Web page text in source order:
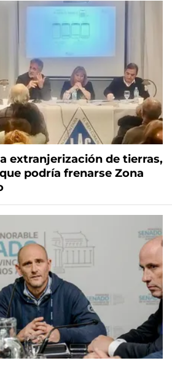
extranjerización de tierras,
podría frenarse Zona